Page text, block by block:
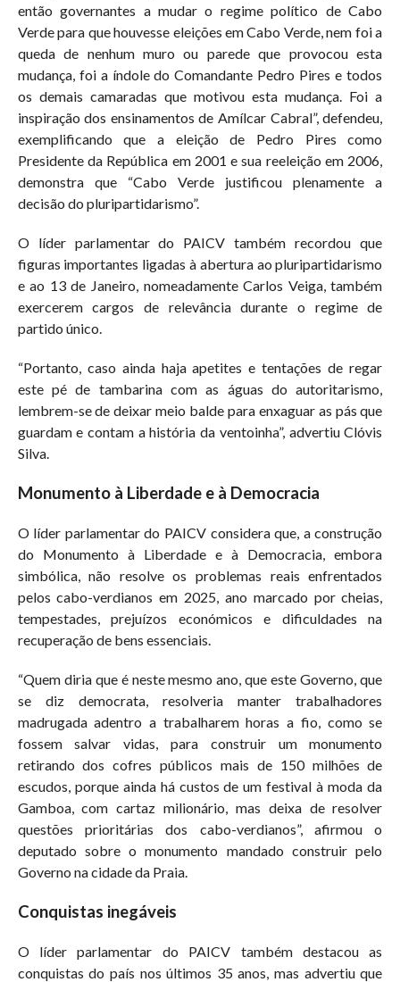
então governantes a mudar o regime político de Cabo
Verde para que houvesse eleições em Cabo Verde, nem foi a
queda de nenhum muro ou parede que provocou esta
mudança, foi a índole do Comandante Pedro Pires e todos
os demais camaradas que motivou esta mudança. Foi a
inspiração dos ensinamentos de Amílcar Cabral”, defendeu,
exemplificando que a eleição de Pedro Pires como
Presidente da República em 2001 e sua reeleição em 2006,
demonstra que “Cabo Verde justificou plenamente a
decisão do pluripartidarismo”.
O líder parlamentar do PAICV também recordou que
figuras importantes ligadas à abertura ao pluripartidarismo
e ao 13 de Janeiro, nomeadamente Carlos Veiga, também
exercerem cargos de relevância durante o regime de
partido único.
“Portanto, caso ainda haja apetites e tentações de regar
este pé de tambarina com as águas do autoritarismo,
lembrem-se de deixar meio balde para enxaguar as pás que
guardam e contam a história da ventoinha”, advertiu Clóvis
Silva.
Monumento à Liberdade e à Democracia
O líder parlamentar do PAICV considera que, a construção
do Monumento à Liberdade e à Democracia, embora
simbólica, não resolve os problemas reais enfrentados
pelos cabo-verdianos em 2025, ano marcado por cheias,
tempestades, prejuízos económicos e dificuldades na
recuperação de bens essenciais.
“Quem diria que é neste mesmo ano, que este Governo, que
se diz democrata, resolveria manter trabalhadores
madrugada adentro a trabalharem horas a fio, como se
fossem salvar vidas, para construir um monumento
retirando dos cofres públicos mais de 150 milhões de
escudos, porque ainda há custos de um festival à moda da
Gamboa, com cartaz milionário, mas deixa de resolver
questões prioritárias dos cabo-verdianos”, afirmou o
deputado sobre o monumento mandado construir pelo
Governo na cidade da Praia.
Conquistas inegáveis
O líder parlamentar do PAICV também destacou as
conquistas do país nos últimos 35 anos, mas advertiu que